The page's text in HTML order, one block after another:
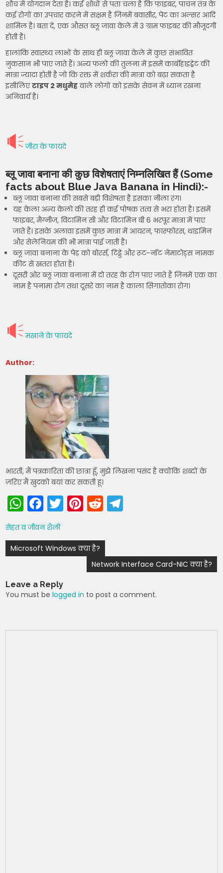
शौच में योगदान देता है। कई शोधों से पता चला है कि फाइबर, पाचन तंत्र के
कई रोगों का उपचार करने में सक्षम है जिनमें बवासीर, पेट का अल्सर आदि
शामिल है। बता दें, एक औसत ब्लू जावा केले में 3 ग्राम फाइबर की मौजूदगी
होती है।
हालांकि स्वास्थ्य लाभों के साथ ही ब्लू जावा केले में कुछ संभावित
नुकसान भी पाए जाते हैं। अन्य फलों की तुलना में इसमें कार्बोहाइड्रेट की
मात्रा ज्यादा होती है जो कि रक्त में शर्करा की मात्रा को बढ़ा सकता है
इसीलिएटाइप 2 मधुमेहवाले लोगों को इसके सेवन में ध्यान रखना
अनिवार्य है।
जीरा के फायदे
ब्लू जावा बनाना की कुछ विशेषताएं निम्नलिखित हैं (Some
facts about Blue Java Banana in Hindi):-
ब्लू जावा बनाना की सबसे बड़ी विशेषता है इसका नीला रंग।
यह केला अन्य केलो की तरह ही कई पोषक तत्व से भरा होता है। इसमें
फाइबर, मैग्नीज, विटामिन सी और विटामिन बी 6 भरपूर मात्रा में पाए
जाते हैं। इसके अलावा इसमें कुछ मात्रा में आयरन, फास्फोरस, थाइमिन
और सेलेनियम की भी मात्रा पाई जाती है।
ब्लू जावा बनाना के पेड़ को बोरर्स, टिड्डे और रूट-नॉट नेमाटोड्स नामक
कीट से खतरा होता है।
दूसरी ओर ब्लू जावा बनाना में दो तरह के रोग पाए जाते हैं जिनमें एक का
नाम है पनामा रोग तथा दूसरे का नाम है काला सिगातोका रोग।
मखाने के फायदे
Author:
भारती, मैं पत्रकारिता की छात्रा हूँ, मुझे लिखना पसंद है क्योंकि शब्दों के
ज़रिए मैं खुदको बयां कर सकती हूं।
W
h
a
ts
p
p
F
a
c
e
o
o
T
itt
er
Pi
er
e
st
R
d
di
t
gr
a
सेहत व जीवन शैली
Post
navigation
Microsoft Windows क्या है?
Network Interface Card-NIC क्या है?
Leave a Reply
You must belogged in to post a comment.